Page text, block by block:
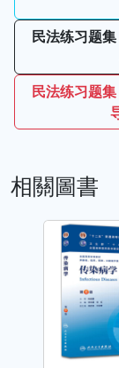
民法练习题
民法练习题
相關圖書